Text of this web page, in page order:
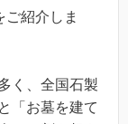
紹介しま
く、全国石製
「お墓を建て